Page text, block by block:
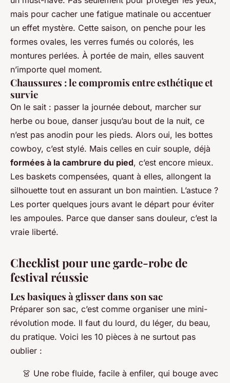
mais pour cacher une fatigue matinale ou accentuer
un effet mystère. Cette saison, on penche pour les
formes ovales, les verres fumés ou colorés, les
montures perlées. À portée de main, elles sauvent
n’importe quel moment.
Chaussures : le compromis entre esthétique et
survie
On le sait : passer la journée debout, marcher sur
herbe ou boue, danser jusqu’au bout de la nuit, ce
n’est pas anodin pour les pieds. Alors oui, les bottes
cowboy, c’est stylé. Mais celles en cuir souple, déjà
formées à la cambrure du pied, c’est encore mieux.
Les baskets compensées, quant à elles, allongent la
silhouette tout en assurant un bon maintien. L’astuce ?
Les porter quelques jours avant le départ pour éviter
les ampoules. Parce que danser sans douleur, c’est la
vraie liberté.
Checklist pour une garde-robe de
festival réussie
Les basiques à glisser dans son sac
Préparer son sac, c’est comme organiser une mini-
révolution mode. Il faut du lourd, du léger, du beau,
du pratique. Voici les 10 pièces à ne surtout pas
oublier :
👗 Une robe fluide, facile à enfiler, qui bouge avec